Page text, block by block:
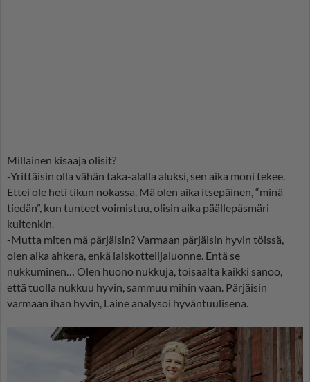
Millainen kisaaja olisit?
-Yrittäisin olla vähän taka-alalla aluksi, sen aika moni tekee.
Ettei ole heti tikun nokassa. Mä olen aika itsepäinen, “minä
tiedän”, kun tunteet voimistuu, olisin aika päällepäsmäri
kuitenkin.
-Mutta miten mä pärjäisin? Varmaan pärjäisin hyvin töissä,
olen aika ahkera, enkä laiskottelijaluonne. Entä se
nukkuminen… Olen huono nukkuja, toisaalta kaikki sanoo,
että tuolla nukkuu hyvin, sammuu mihin vaan. Pärjäisin
varmaan ihan hyvin, Laine analysoi hyväntuulisena.